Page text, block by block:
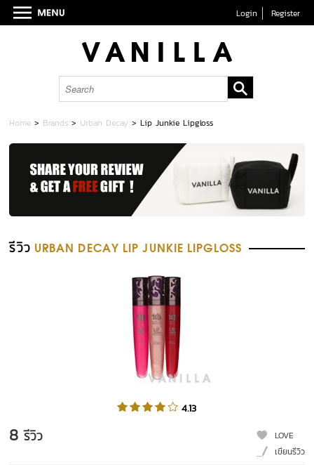
Login Register
Home > Brands > Urban Decay >Lip Junkie Lipgloss
รีวิว URBAN DECAY LIP JUNKIE LIPGLOSS
4.13
8 รีวิว
LOVE
เขียนรีวิว